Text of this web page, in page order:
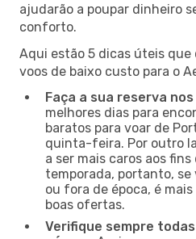
ajudarão a poupar dinheiro
conforto.
Aqui estão 5 dicas úteis
voos de baixo custo para o
Faça a sua reserva
melhores dias para
baratos para voar de
quinta-feira. Por outro
a ser mais caros aos
temporada, portanto,
ou fora de época, é
boas ofertas.
Verifique sempre